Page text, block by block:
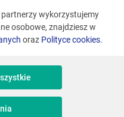
Udostępnij
Skomentuj
partnerzy wykorzystujemy
osobowe, znajdziesz w
oraz Polityce cookies.